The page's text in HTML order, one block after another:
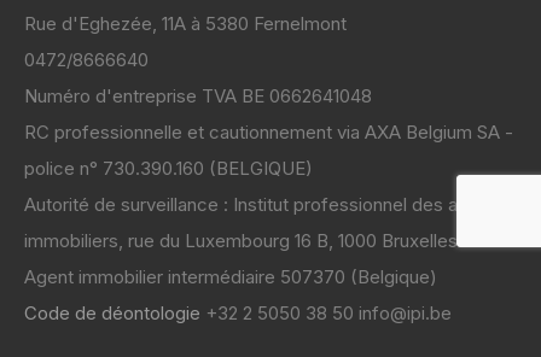
Rue d'Eghezée, 11A à 5380 Fernelmont
0472/8666640
Numéro d'entreprise TVA BE 0662641048
RC professionnelle et cautionnement via AXA Belgium SA -
police n° 730.390.160 (BELGIQUE)
Autorité de surveillance : Institut professionnel des agents
immobiliers, rue du Luxembourg 16 B, 1000 Bruxelles
Code de déontologie +32 2 5050 38 50 info@ipi.be